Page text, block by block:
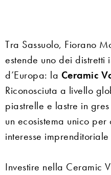
Tra Sassuolo, Fiorano
estende uno dei distretti
d’Europa: la Ceramic
Riconosciuta a livello
piastrelle e lastre in
un ecosistema unico
interesse
Investire nella Ceramic